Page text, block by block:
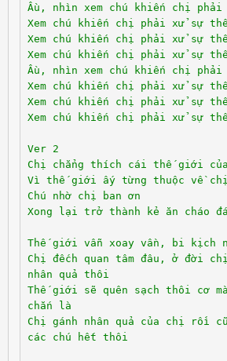
Ầu, nhìn xem chú khiến chị phải
Xem chú khiến chị phải xử sự
Xem chú khiến chị phải xử sự
Xem chú khiến chị phải xử sự
Ầu, nhìn xem chú khiến chị phải
Xem chú khiến chị phải xử sự
Xem chú khiến chị phải xử sự
Xem chú khiến chị phải xử sự
Ver 2
Chị chẳng thích cái thế giới của
Vì thế giới ấy từng thuộc về chị
Chú nhờ chị ban ơn
Xong lại trở thành kẻ ăn cháo
Thế giới vẫn xoay vần, bi
Chị đếch quan tâm đâu, ở đời
nhân quả thôi
Thế giới sẽ quên sạch thôi cơ
chắn là
Chị gánh nhân quả của chị rồi
các chú hết thôi